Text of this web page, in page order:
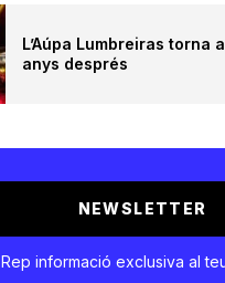
L’Aúpa Lumbreiras torna
anys després
NEWSLETTER
Rep informació exclusiva al